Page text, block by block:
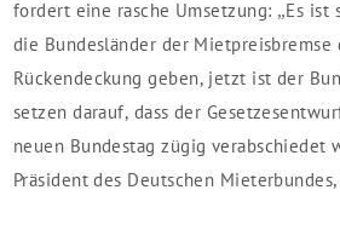
fordert eine rasche Umsetzung: „Es ist
die Bundesländer der Mietpreisbremse
Rückendeckung geben, jetzt ist der
setzen darauf, dass der
neuen Bundestag zügig verabschiedet
Präsident des Deutschen